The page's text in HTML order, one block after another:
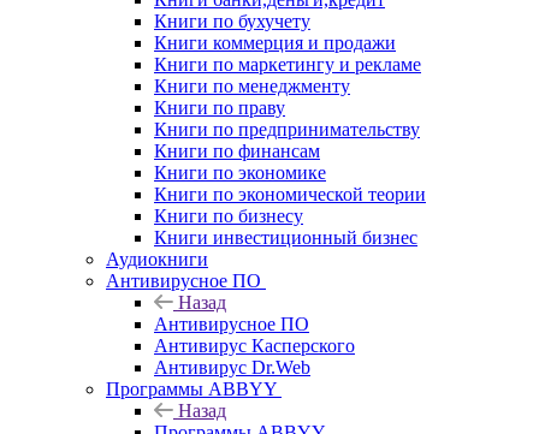
Книги по бухучету
Книги коммерция и продажи
Книги по маркетингу и рекламе
Книги по менеджменту
Книги по праву
Книги по предпринимательству
Книги по финансам
Книги по экономике
Книги по экономической теории
Книги по бизнесу
Книги инвестиционный бизнес
Аудиокниги
Антивирусное ПО
Назад
Антивирусное ПО
Антивирус Касперского
Антивирус Dr.Web
Программы ABBYY
Назад